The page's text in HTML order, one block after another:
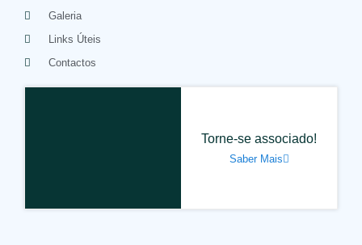
Galeria
Links Úteis
Contactos
Torne-se associado!
Saber Mais